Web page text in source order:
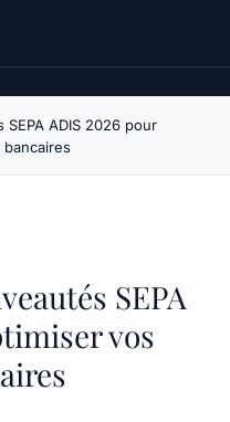
ADIS 2026 pour
SEPA
vos